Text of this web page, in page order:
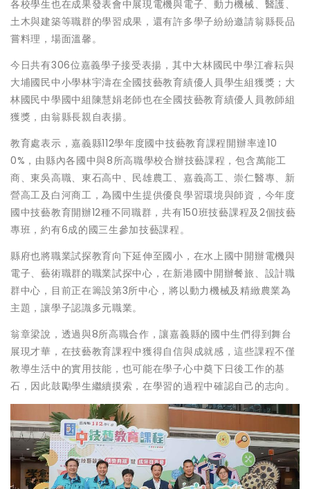
各校學生也在成果發表會中展現電機與電子、動力機械、醫護、
土木與建築等職群的學習成果，還有許多學子紛紛邀請翁縣長品
嘗料理，場面溫馨。
今日共有306位嘉義學子接受表揚，其中大林國民中學江睿耘與
大埔國民中小學林宇濤在全國技藝教育績優人員學生組獲獎；大
林國民中學國中組陳慧娟老師也在全國技藝教育績優人員教師組
獲獎，由翁縣長親自表揚。
教育處表示，嘉義縣112學年度國中技藝教育課程開辦率達10
0%，由縣內各國中與8所高職學校合辦技藝課程，包含萬能工
商、東吳高職、東石高中、民雄農工、嘉義高工、崇仁醫專、新
營高工及白河商工，為國中生提供優良學習環境與師資，今年度
國中技藝教育開辦12種不同職群，共有150班技藝課程及2個技藝
專班，約有6成的國三生參加技藝課程。
縣府也將職業試探教育向下延伸至國小，在水上國中開辦電機與
電子、藝術職群的職業試探中心，在新港國中開辦餐旅、設計職
群中心，目前正在籌設第3所中心，將以動力機械及精緻農業為
主題，讓學子認識多元職業。
翁章梁說，透過與8所高職合作，讓嘉義縣的國中生們得到舞台
展現才華，在技藝教育課程中獲得自信與成就感，這些課程不僅
教導生活中的實用技能，也可能在學子心中奠下日後工作的基
石，因此鼓勵學生繼續摸索，在學習的過程中確認自己的志向。